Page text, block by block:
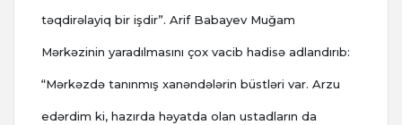
təqdirəlayiq bir işdir”. Arif Babayev Muğam
Mərkəzinin yaradılmasını çox vacib hadisə adlandırıb:
“Mərkəzdə tanınmış xanəndələrin büstləri var. Arzu
edərdim ki, hazırda həyatda olan ustadların da